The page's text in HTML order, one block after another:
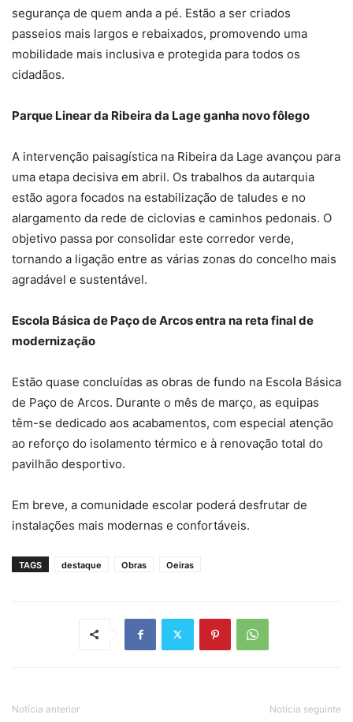
segurança de quem anda a pé. Estão a ser criados
passeios mais largos e rebaixados, promovendo uma
mobilidade mais inclusiva e protegida para todos os
cidadãos.
Parque Linear da Ribeira da Lage ganha novo fôlego
A intervenção paisagística na Ribeira da Lage avançou para
uma etapa decisiva em abril. Os trabalhos da autarquia
estão agora focados na estabilização de taludes e no
alargamento da rede de ciclovias e caminhos pedonais. O
objetivo passa por consolidar este corredor verde,
tornando a ligação entre as várias zonas do concelho mais
agradável e sustentável.
Escola Básica de Paço de Arcos entra na reta final de
modernização
Estão quase concluídas as obras de fundo na Escola Básica
de Paço de Arcos. Durante o mês de março, as equipas
têm-se dedicado aos acabamentos, com especial atenção
ao reforço do isolamento térmico e à renovação total do
pavilhão desportivo.
Em breve, a comunidade escolar poderá desfrutar de
instalações mais modernas e confortáveis.
TAGS destaque Obras Oeiras
Notícia anterior Notícia seguinte